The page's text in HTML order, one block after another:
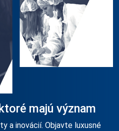
majú význam
a inovácií. Objavte luxusné